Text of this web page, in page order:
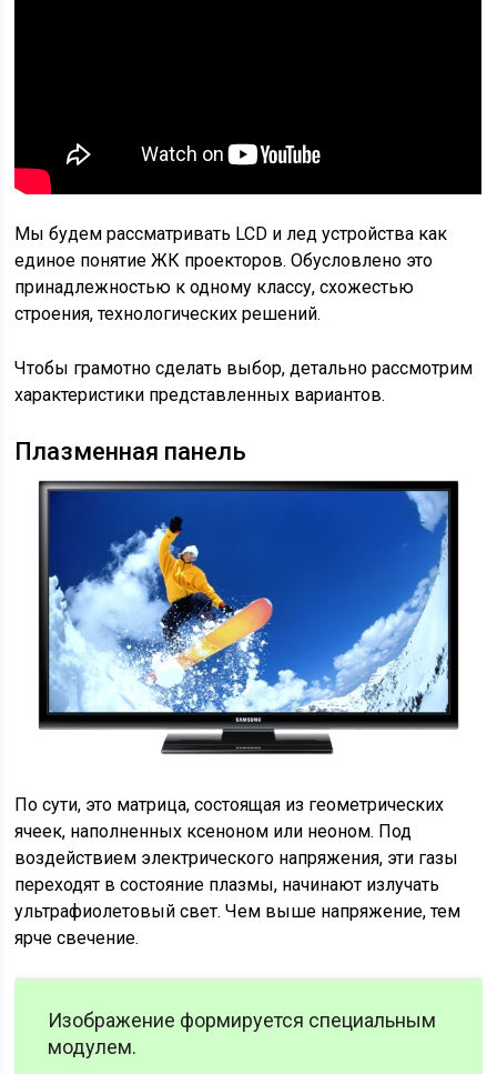
Мы будем рассматривать LCD и лед устройства как
единое понятие ЖК проекторов. Обусловлено это
принадлежностью к одному классу, схожестью
строения, технологических решений.
Чтобы грамотно сделать выбор, детально рассмотрим
характеристики представленных вариантов.
Плазменная панель
По сути, это матрица, состоящая из геометрических
ячеек, наполненных ксеноном или неоном. Под
воздействием электрического напряжения, эти газы
переходят в состояние плазмы, начинают излучать
ультрафиолетовый свет. Чем выше напряжение, тем
ярче свечение.
Изображение формируется специальным
модулем.